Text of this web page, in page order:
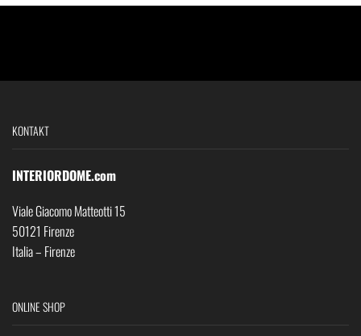
KONTAKT
INTERIORDOME.com
Viale Giacomo Matteotti 15
50121 Firenze
Italia – Firenze
ONLINE SHOP